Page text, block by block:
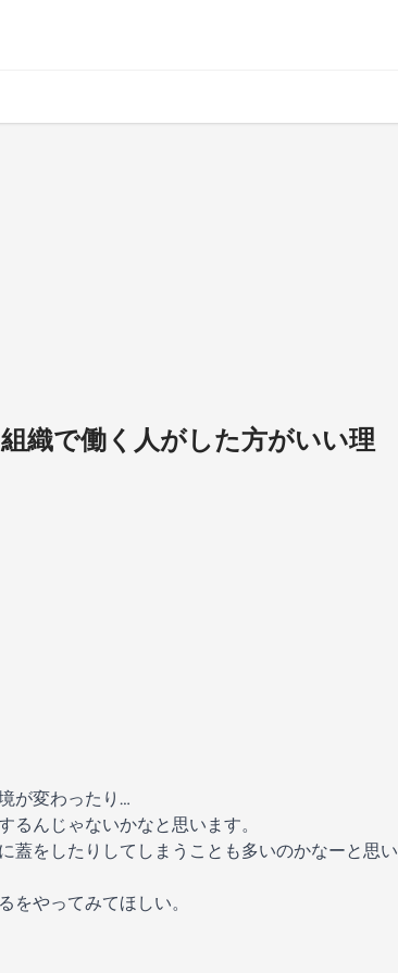
織で働く人がした方がいい理
が変わったり…
んじゃないかなと思います。
蓋をしたりしてしまうことも多いのかなーと思い
をやってみてほしい。